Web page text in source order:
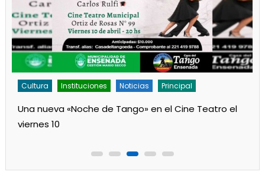
Cultura Instituciones Noticias Principal
Una nueva «Noche de Tango» en el Cine Teatro el
viernes 10